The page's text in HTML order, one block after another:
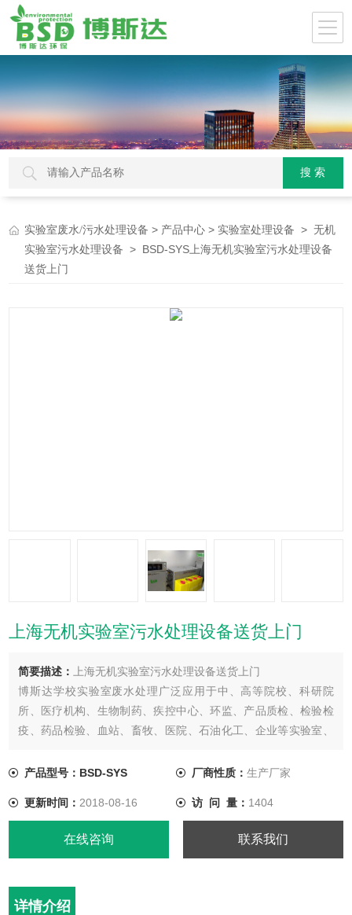
实验室废水/污水处理设备 > 产品中心 > 实验室处理设备 >无机
实验室污水处理设备 > BSD-SYS上海无机实验室污水处理设备
送货上门
上海无机实验室污水处理设备送货上门
简要描述：
上海无机实验室污水处理设备送货上门
博斯达学校实验室废水处理广泛应用于中、高等院校、科研院
所、医疗机构、生物制药、疾控中心、环监、产品质检、检验检
疫、药品检验、血站、畜牧、医院、石油化工、企业等实验室、
【GB8978-1996】中的一级、二级、三级标准，处理后的污水可
再利用。
产品型号：BSD-SYS 厂商性质： 生产厂家
更新时间： 2018-08-16 访 问 量： 1404
在线咨询 联系我们
详情介绍